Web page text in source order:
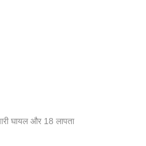
घायल और 18 लापता